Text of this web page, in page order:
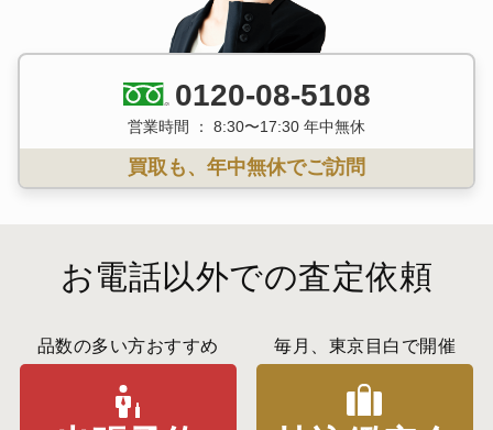
0120-08-5108
営業時間 ： 8:30〜17:30 年中無休
買取も、年中無休でご訪問
お電話以外での査定依頼
品数の多い方おすすめ 毎月、東京目白で開催